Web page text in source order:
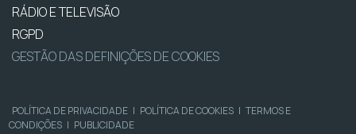
RÁDIO E TELEVISÃO
RGPD
GESTÃO DAS DEFINIÇÕES DE COOKIES
POLÍTICA DE PRIVACIDADE | POLÍTICA DE COOKIES | TERMOS E
CONDIÇÕES | PUBLICIDADE